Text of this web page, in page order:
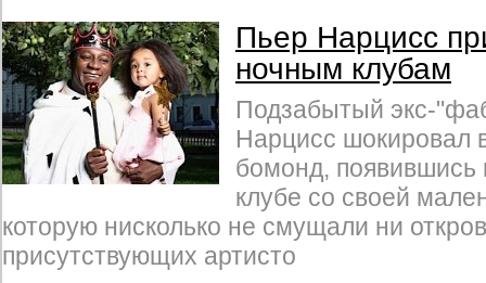
Пьер Нарцисс
ночным клубам
Подзабытый экс-
Нарцисс шокировал
бомонд, появившись
клубе со своей
которую нисколько не смущали ни
присутствующих артисто